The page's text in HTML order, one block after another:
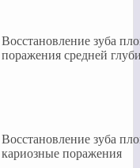
Восстановление зуба
поражения средней
Восстановление зуба
кариозные поражения